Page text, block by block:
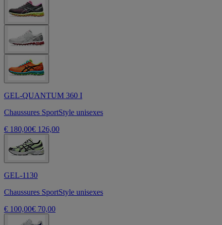
GEL-QUANTUM 360 I
Chaussures SportStyle unisexes
€ 180,00€ 126,00
GEL-1130
Chaussures SportStyle unisexes
€ 100,00€ 70,00